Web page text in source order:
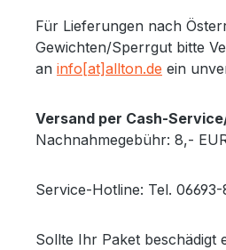
Für Lieferungen nach
Gewichten/Sperrgut bitte
an info[at]allton.de ein
Versand per Cash-
Nachnahmegebühr: 8,-
Service-Hotline: Tel.
Sollte Ihr Paket beschädigt